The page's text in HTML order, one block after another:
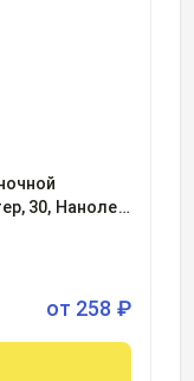
30, Нанолек
от 258 ₽